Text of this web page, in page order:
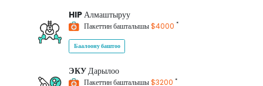
HIPАлмаштыруу
Пакеттин башталышы$4000 *
Баалоону баштоо
ЭКУДарылоо
Пакеттин башталышы$3200 *